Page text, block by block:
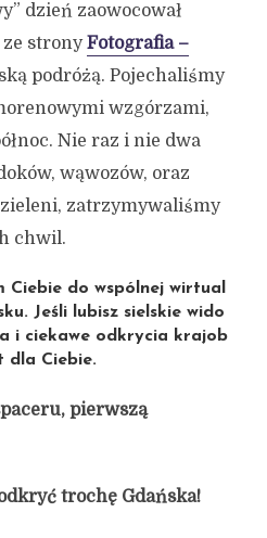
dzień zaowocował
ze stronyFotografia –
podróżą. Pojechaliśmy
wzgórzami,
Nie raz i nie dwa
wąwozów, oraz
zatrzymywaliśmy
chwil.
Ciebie do wspólnej wirtual
Jeśli lubisz sielskie wido
i ciekawe odkrycia krajob
dla Ciebie.
pierwszą
trochę Gdańska!